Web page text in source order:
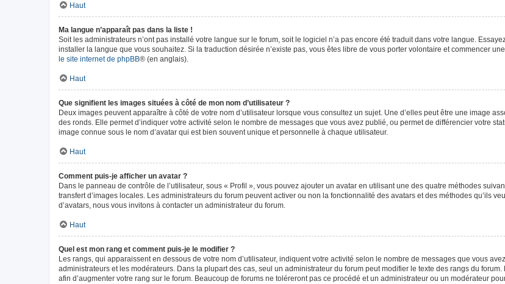
Haut
Ma langue n’apparaît pas dans la liste !
Soit les administrateurs n’ont pas installé votre langue sur le forum, soit le logiciel n’a pas encore été traduit dans votre langue.
installer la langue que vous souhaitez. Si la traduction désirée n’existe pas, vous êtes libre de vous porter volontaire et commencer
le site internet de phpBB® (en anglais).
Haut
Que signifient les images situées à côté de mon nom d’utilisateur ?
Deux images peuvent apparaître à côté de votre nom d’utilisateur lorsque vous consultez un sujet. Une d’elles peut être une image
des ronds. Elle permet d’indiquer votre activité selon le nombre de messages que vous avez publié, ou permet de différencier votre
image connue sous le nom d’avatar qui est bien souvent unique et personnelle à chaque utilisateur.
Haut
Comment puis-je afficher un avatar ?
Dans le panneau de contrôle de l’utilisateur, sous « Profil », vous pouvez ajouter un avatar en utilisant une des quatre méthodes
transfert d’images locales. Les administrateurs du forum peuvent activer ou non la fonctionnalité des avatars et des méthodes qu’ils
d’avatars, nous vous invitons à contacter un administrateur du forum.
Haut
Quel est mon rang et comment puis-je le modifier ?
Les rangs, qui apparaissent en dessous de votre nom d’utilisateur, indiquent votre activité selon le nombre de messages que vous
administrateurs et les modérateurs. Dans la plupart des cas, seul un administrateur du forum peut modifier le texte des rangs du
afin d’augmenter votre rang sur le forum. Beaucoup de forums ne toléreront pas ce procédé et un administrateur ou un modérateur